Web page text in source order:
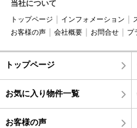
当社について
トップページ インフォメーション
お客様の声
会社概要 お問合せ プ
トップページ
お気に入り物件一覧
お客様の声